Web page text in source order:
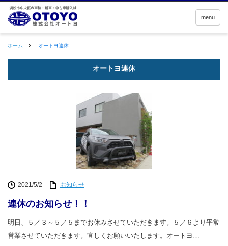
menu
ホーム オートヨ連休
オートヨ連休
2021/5/2 お知らせ
連休のお知らせ！！
明日、５／３～５／５までお休みさせていただきます。５／６より平常
営業させていただきます。宜しくお願いいたします。オートヨ…